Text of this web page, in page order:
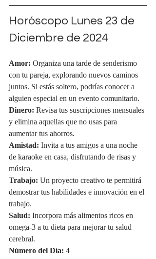
Horóscopo Lunes 23 de
Diciembre de 2024
Amor: Organiza una tarde de senderismo
con tu pareja, explorando nuevos caminos
juntos. Si estás soltero, podrías conocer a
alguien especial en un evento comunitario.
Dinero: Revisa tus suscripciones mensuales
y elimina aquellas que no usas para
aumentar tus ahorros.
Amistad: Invita a tus amigos a una noche
de karaoke en casa, disfrutando de risas y
música.
Trabajo: Un proyecto creativo te permitirá
demostrar tus habilidades e innovación en el
trabajo.
Salud: Incorpora más alimentos ricos en
omega-3 a tu dieta para mejorar tu salud
cerebral.
Número del Día: 4